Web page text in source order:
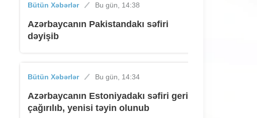
Bütün Xəbərlər Bu gün, 14:38
Azərbaycanın Pakistandakı səfiri
dəyişib
Bütün Xəbərlər Bu gün, 14:34
Azərbaycanın Estoniyadakı səfiri geri
çağırılıb, yenisi təyin olunub